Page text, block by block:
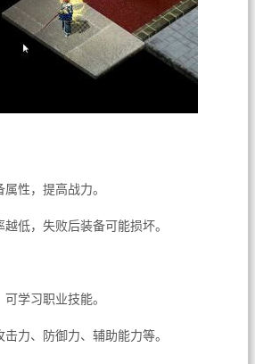
性，提高战力。
低，失败后装备可能损坏。
学习职业技能。
力、防御力、辅助能力等。